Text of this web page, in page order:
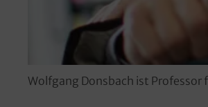
Wolfgang Donsbach ist